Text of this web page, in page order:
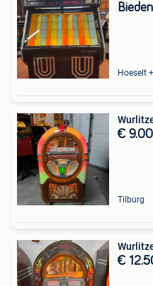
Bieden
Hoeselt
€
Tilburg
€